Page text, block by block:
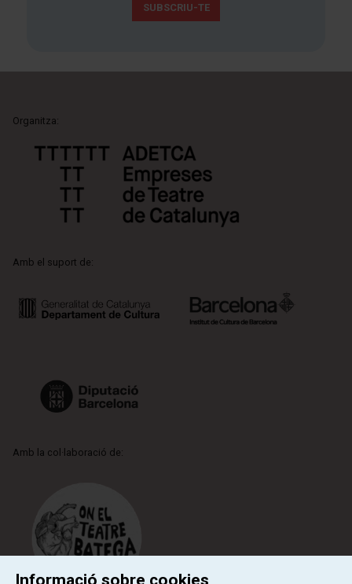
SUBSCRIU-TE
Organitza:
Amb el suport de:
Amb la col·laboració de:
Informació sobre cookies